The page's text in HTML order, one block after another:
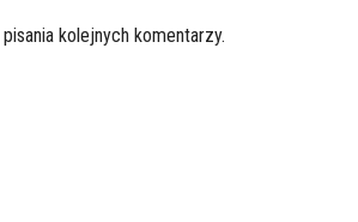
kolejnych komentarzy.